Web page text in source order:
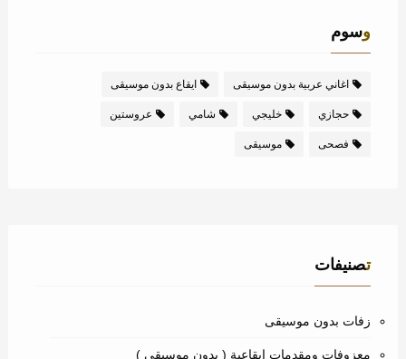
وسوم
اغاني عربية بدون موسيقى ايقاع بدون موسيقى
حجازي خليجي شامي عروستين
فصحى موسيقى
تصنيفات
زفات بدون موسيقى
معزوفات ومقدمات ايقاعية ( بدون موسيقى )